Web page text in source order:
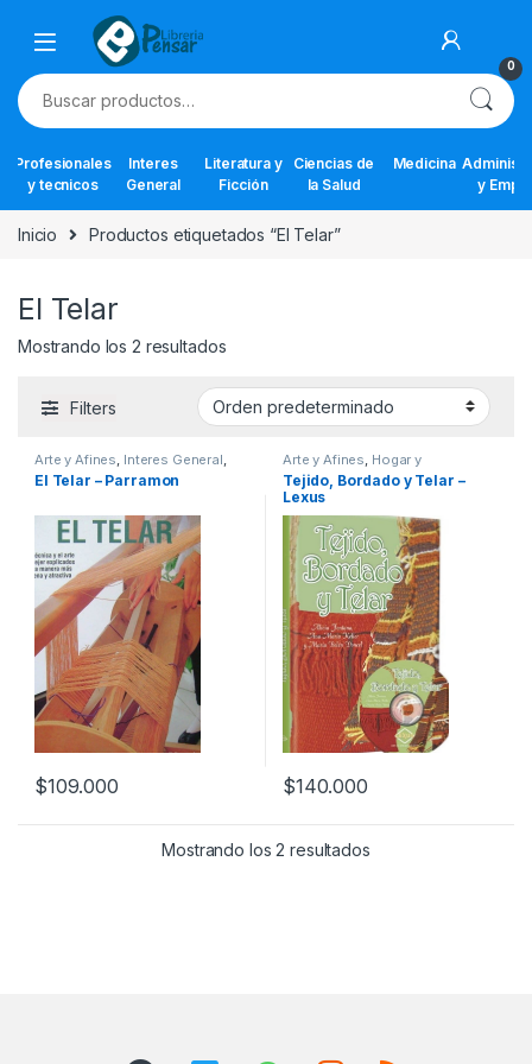
Skip to navigation
Skip to content
0
Buscar por:
Profesionales
y tecnicos
Interes
General
Literatura y
Ficción
Ciencias de
la Salud
Medicina
y
Inicio Productos etiquetados “El Telar”
El Telar
Mostrando los 2 resultados
Filters
Arte y Afines Interes General
Temas Varios
El Telar – Parramon
$109.000
Arte y Afines Hogar y
Manualidades Interes General
Ocio y Tiempo Libre
Tejido, Bordado y Telar –
Lexus
$140.000
Mostrando los 2 resultados